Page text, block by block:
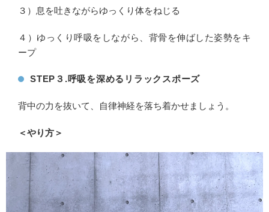
３）息を吐きながらゆっくり体をねじる
４）ゆっくり呼吸をしながら、背骨を伸ばした姿勢をキ
ープ
STEP３.呼吸を深めるリラックスポーズ
背中の力を抜いて、自律神経を落ち着かせましょう。
＜やり方＞